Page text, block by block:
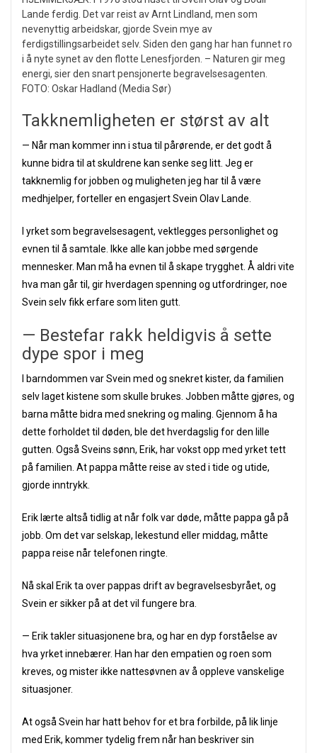
Lande ferdig. Det var reist av Arnt Lindland, men som
nevenyttig arbeidskar, gjorde Svein mye av
ferdigstillingsarbeidet selv. Siden den gang har han funnet ro
i å nyte synet av den flotte Lenesfjorden. – Naturen gir meg
energi, sier den snart pensjonerte begravelsesagenten.
FOTO: Oskar Hadland (Media Sør)
Takknemligheten er størst av alt
— Når man kommer inn i stua til pårørende, er det godt å
kunne bidra til at skuldrene kan senke seg litt. Jeg er
takknemlig for jobben og muligheten jeg har til å være
medhjelper, forteller en engasjert Svein Olav Lande.
I yrket som begravelsesagent, vektlegges personlighet og
evnen til å samtale. Ikke alle kan jobbe med sørgende
mennesker. Man må ha evnen til å skape trygghet. Å aldri vite
hva man går til, gir hverdagen spenning og utfordringer, noe
Svein selv fikk erfare som liten gutt.
— Bestefar rakk heldigvis å sette
dype spor i meg
I barndommen var Svein med og snekret kister, da familien
selv laget kistene som skulle brukes. Jobben måtte gjøres, og
barna måtte bidra med snekring og maling. Gjennom å ha
dette forholdet til døden, ble det hverdagslig for den lille
gutten. Også Sveins sønn, Erik, har vokst opp med yrket tett
på familien. At pappa måtte reise av sted i tide og utide,
gjorde inntrykk.
Erik lærte altså tidlig at når folk var døde, måtte pappa gå på
jobb. Om det var selskap, lekestund eller middag, måtte
pappa reise når telefonen ringte.
Nå skal Erik ta over pappas drift av begravelsesbyrået, og
Svein er sikker på at det vil fungere bra.
— Erik takler situasjonene bra, og har en dyp forståelse av
hva yrket innebærer. Han har den empatien og roen som
kreves, og mister ikke nattesøvnen av å oppleve vanskelige
situasjoner.
At også Svein har hatt behov for et bra forbilde, på lik linje
med Erik, kommer tydelig frem når han beskriver sin